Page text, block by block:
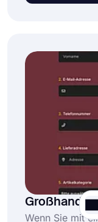
Wenn Sie mit